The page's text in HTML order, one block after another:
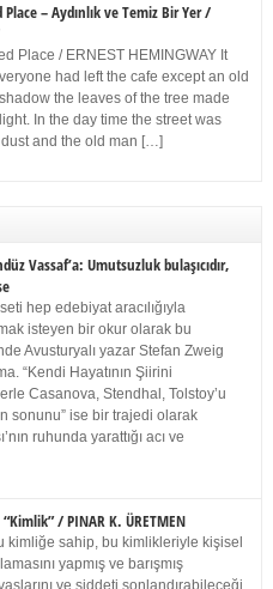
– Aydınlık ve Temiz Bir Yer /
Place / ERNEST HEMINGWAY It
had left the cafe except an old
the leaves of the tree made
In the day time the street was
and the old man […]
Vassaf’a: Umutsuzluk bulaşıcıdır,
hep edebiyat aracılığıyla
isteyen bir okur olarak bu
Avusturyalı yazar Stefan Zweig
“Kendi Hayatının Şiirini
Casanova, Stendhal, Tolstoy’u
sonunu” ise bir trajedi olarak
ruhunda yarattığı acı ve
/ PINAR K. ÜRETMEN
kimliğe sahip, bu kimlikleriyle kişisel
yapmış ve barışmış
ve şiddeti sonlandırabileceği